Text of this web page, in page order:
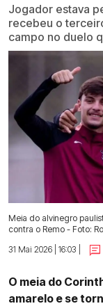
Jogador estava
recebeu o
campo no duelo
Meia do alvinegro
contra o Remo - Foto:
31 Mai 2026 | 16:03 |
O meia do
amarelo e se